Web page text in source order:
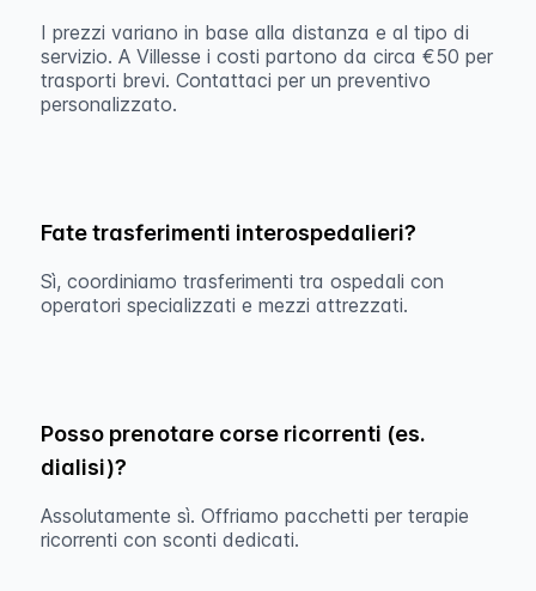
I prezzi variano in base alla distanza e al tipo di
servizio. A Villesse i costi partono da circa €50 per
trasporti brevi. Contattaci per un preventivo
personalizzato.
Fate trasferimenti interospedalieri?
Sì, coordiniamo trasferimenti tra ospedali con
operatori specializzati e mezzi attrezzati.
Posso prenotare corse ricorrenti (es.
dialisi)?
Assolutamente sì. Offriamo pacchetti per terapie
ricorrenti con sconti dedicati.